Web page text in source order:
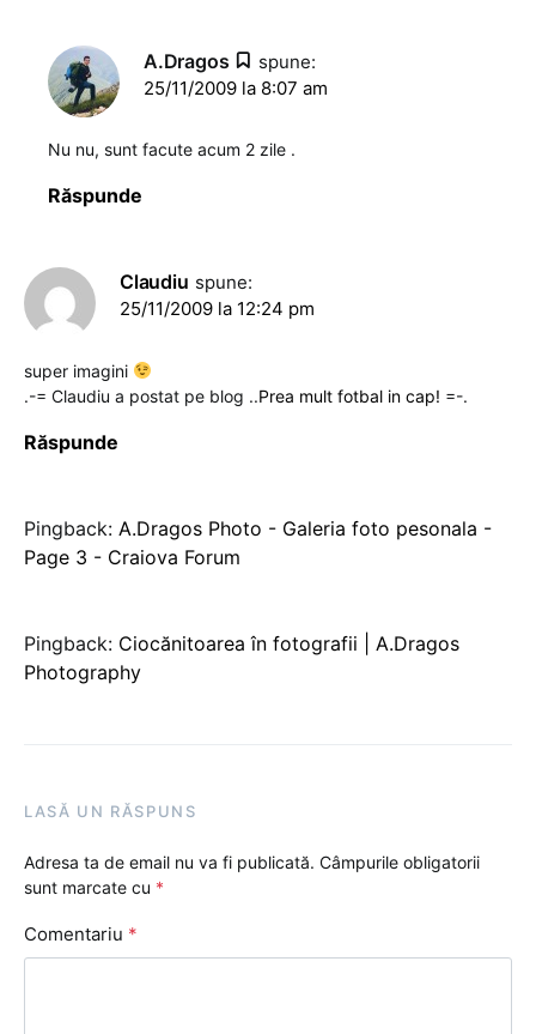
A.Dragos
spune:
25/11/2009 la 8:07 am
Nu nu, sunt facute acum 2 zile .
Răspunde
Claudiu spune:
25/11/2009 la 12:24 pm
super imagini
.-= Claudiu a postat pe blog ..Prea mult fotbal in cap! =-.
Răspunde
Pingback: A.Dragos Photo - Galeria foto pesonala -
Page 3 - Craiova Forum
Pingback: Ciocănitoarea în fotografii | A.Dragos
Photography
LASĂ UN RĂSPUNS
Adresa ta de email nu va fi publicată. Câmpurile obligatorii
sunt marcate cu *
Comentariu *